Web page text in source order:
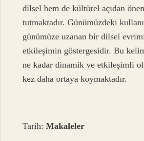
dilsel hem de kültürel açıdan
tutmaktadır. Günümüzdeki
günümüze uzanan bir dilsel
etkileşimin göstergesidir. Bu
ne kadar dinamik ve etkileşimli
kez daha ortaya koymaktadır.
Tarih:Makaleler